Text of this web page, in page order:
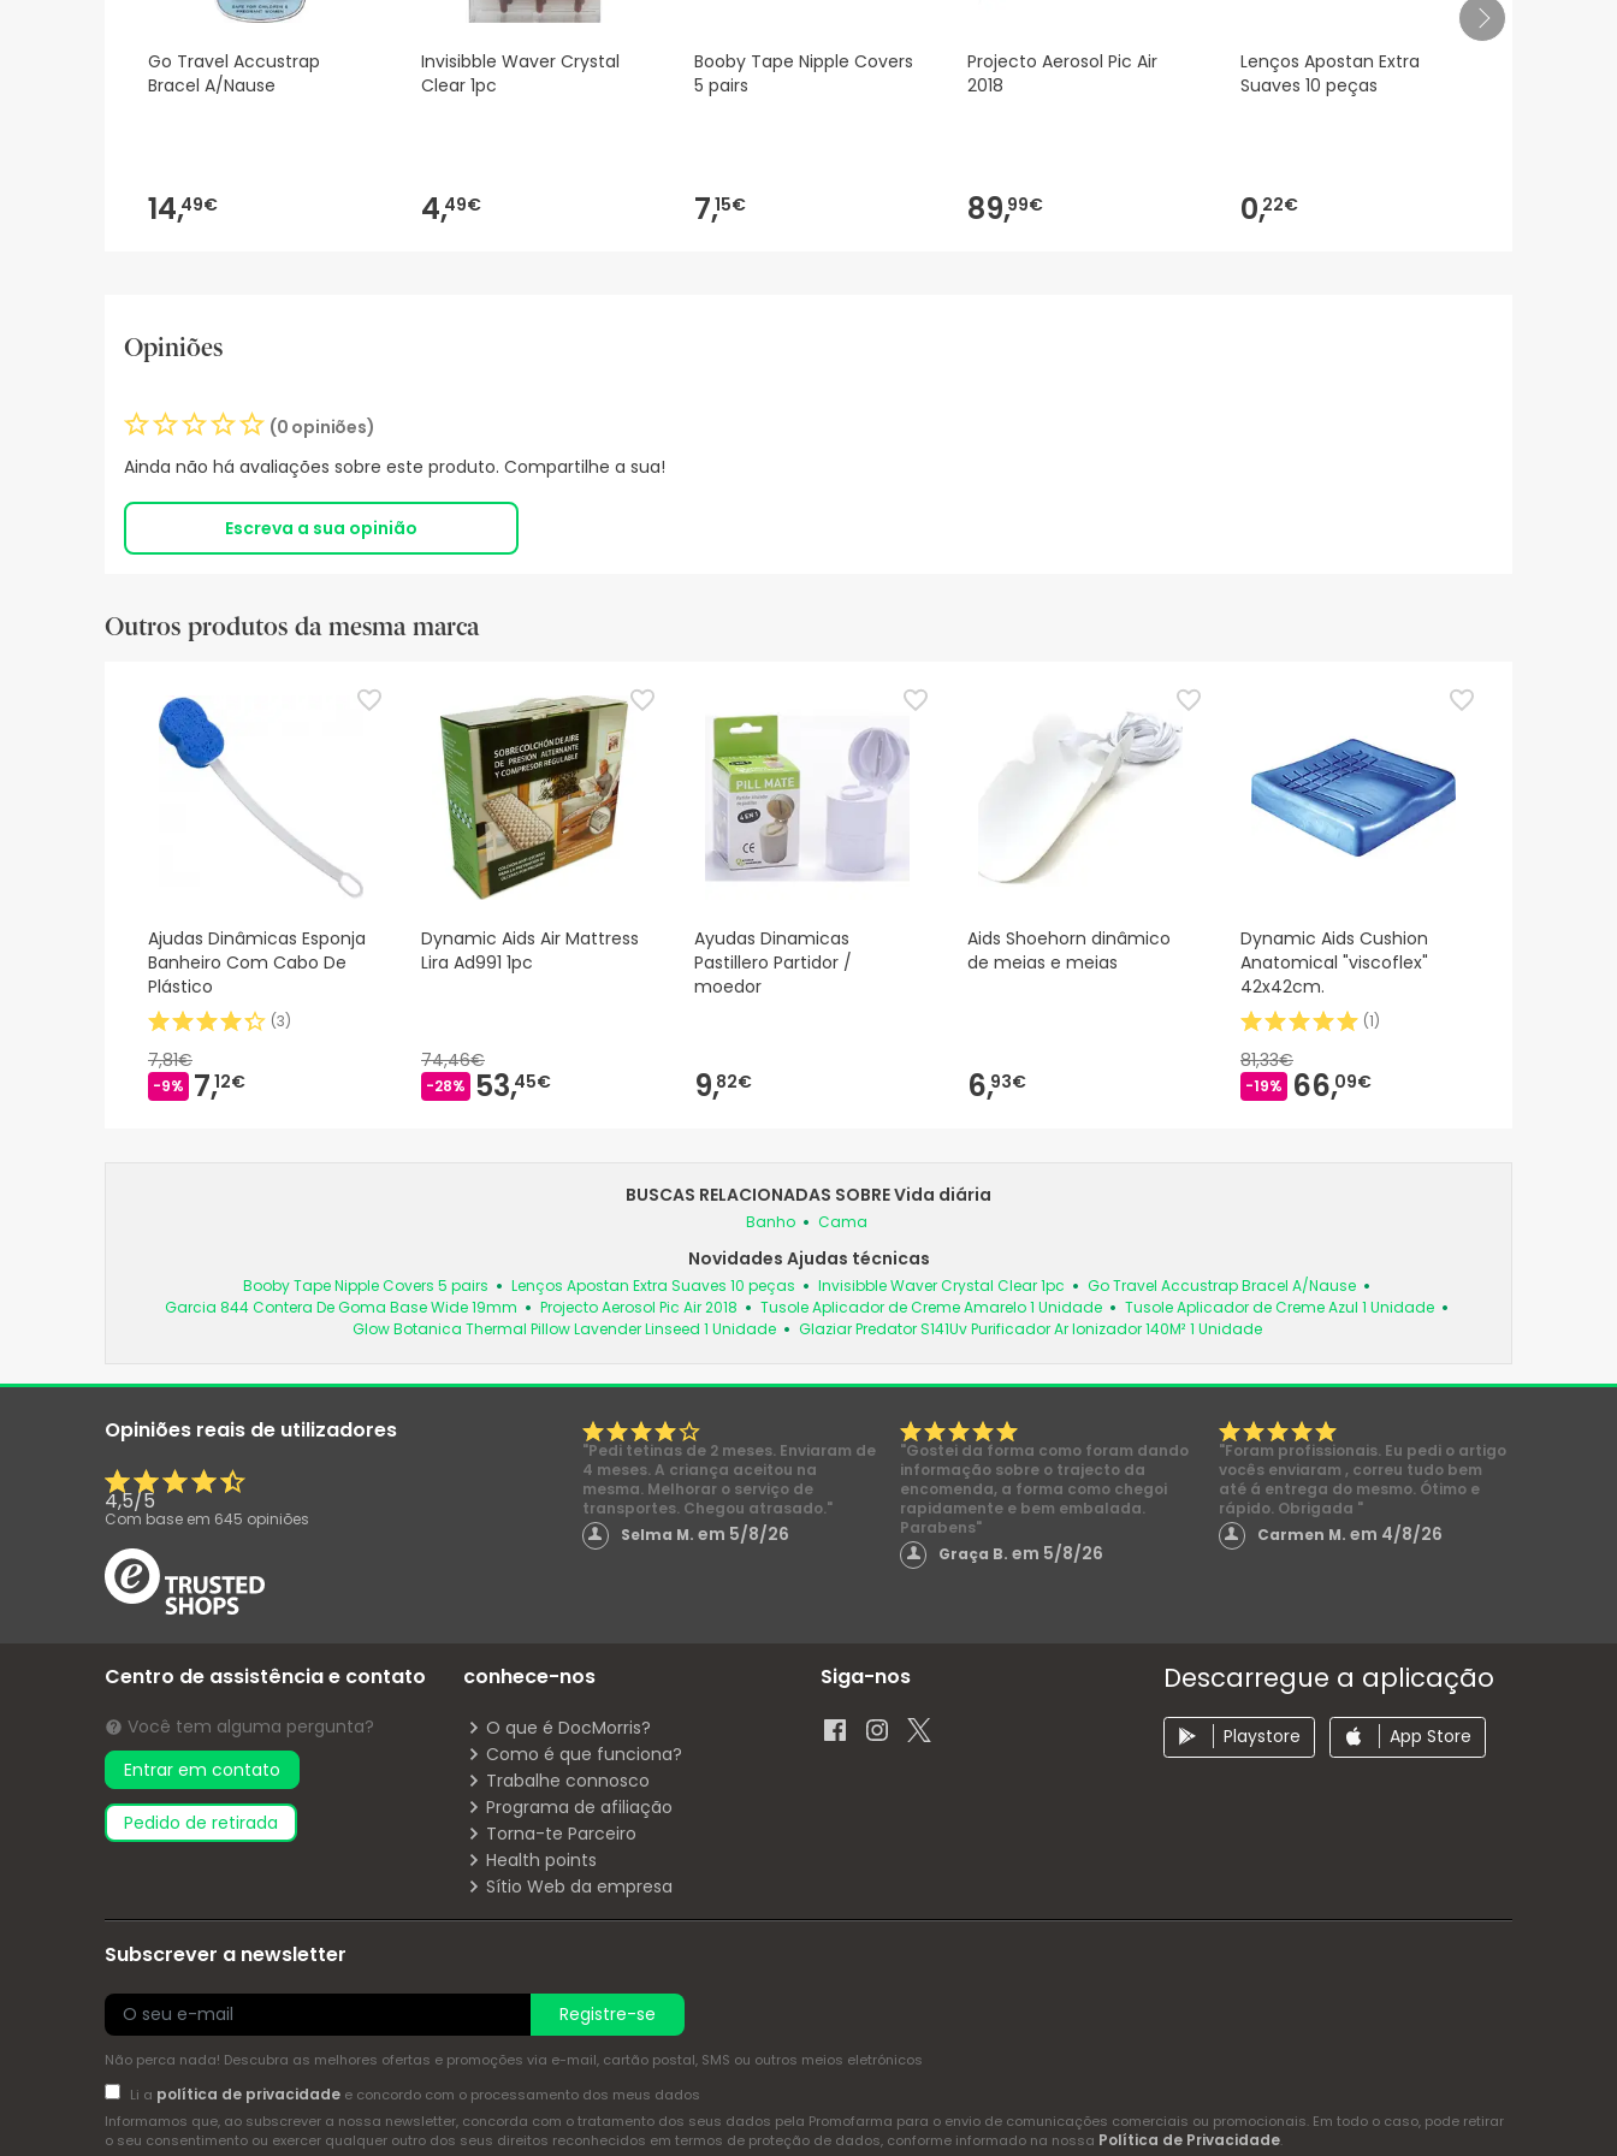
Go Travel Accustrap
Bracel A/Nause
14,49€
Invisibble Waver Crystal
Clear 1pc
4,49€
Booby Tape Nipple Covers
5 pairs
7,15€
Projecto Aerosol Pic Air
2018
89,99€
Lenços Apostan Extra
Suaves 10 peças
0,22€
Opiniões
(0 opiniões)
Ainda não há avaliações sobre este produto. Compartilhe a sua!
Escreva a sua opinião
Outros produtos da mesma marca
Ajudas Dinâmicas Esponja
Banheiro Com Cabo De
Plástico
(3)
7,81€
-9% 7,12€
Dynamic Aids Air Mattress
Lira Ad991 1pc
74,46€
-28% 53,45€
Ayudas Dinamicas
Pastillero Partidor /
moedor
9,82€
Aids Shoehorn dinâmico
de meias e meias
6,93€
Dynamic Aids Cushion
Anatomical "viscoflex"
42x42cm.
(1)
81,33€
-19% 66,09€
BUSCAS RELACIONADAS SOBRE Vida diária
Banho Cama
Novidades Ajudas técnicas
Booby Tape Nipple Covers 5 pairs Lenços Apostan Extra Suaves 10 peças Invisibble Waver Crystal Clear 1pc
Go Travel Accustrap Bracel A/Nause
Garcia 844 Contera De Goma Base Wide 19mm
Projecto Aerosol Pic Air 2018 Tusole Aplicador de Creme Amarelo 1 Unidade
Tusole Aplicador de Creme Azul 1 Unidade
Glow Botanica Thermal Pillow Lavender Linseed 1 Unidade
Glaziar Predator S141Uv Purificador Ar Ionizador 140M² 1 Unidade
Opiniões reais de utilizadores
4,5/5
Com base em 645 opiniões
"Pedi tetinas de 2 meses. Enviaram de
4 meses. A criança aceitou na
mesma. Melhorar o serviço de
transportes. Chegou atrasado."
Selma M. em 5/8/26
"Gostei da forma como foram dando
informação sobre o trajecto da
encomenda, a forma como chegoi
rapidamente e bem embalada.
Parabens"
Graça B.em 5/8/26
"Foram profissionais. Eu pedi o artigo
vocês enviaram , correu tudo bem
até á entrega do mesmo. Ótimo e
rápido. Obrigada "
Carmen M. em 4/8/26
Centro de assistência e contato
Você tem alguma pergunta?
Entrar em contato
pedido de retirada
conhece-nos
O que é DocMorris?
Como é que funciona?
Trabalhe connosco
Programa de afiliação
Torna-te Parceiro
Health points
Sítio Web da empresa
Siga-nos Descarregue a aplicação
Playstore App Store
Subscrever a newsletter
Registre-se
Não perca nada! Descubra as melhores ofertas e promoções via e-mail, cartão postal, SMS ou outros meios eletrónicos
Li a política de privacidadee concordo com o processamento dos meus dados
Informamos que, ao subscrever a nossa newsletter, concorda com o tratamento dos seus dados pela Promofarma para o envio de comunicações comerciais ou promocionais. Em todo o caso, pode retirar
o seu consentimento ou exercer qualquer outro dos seus direitos reconhecidos em termos de proteção de dados, conforme informado na nossa Política de Privacidade.